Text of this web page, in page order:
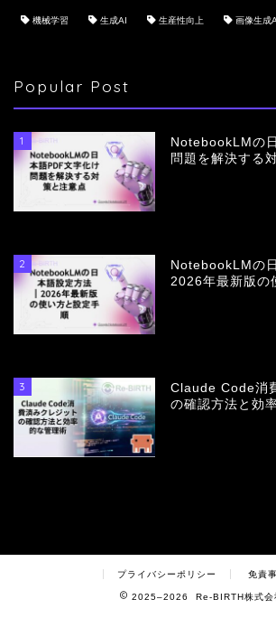
機械学習 生成AI 生産性向上 画像生成
Popular Post
1
NotebookLMの
問題を解決する
2
NotebookLMの
2026年最新版の
3
Claude Code消
の確認方法と効
プライバシーポリシー 免責
2025–2026 Re-BIRTH株式会